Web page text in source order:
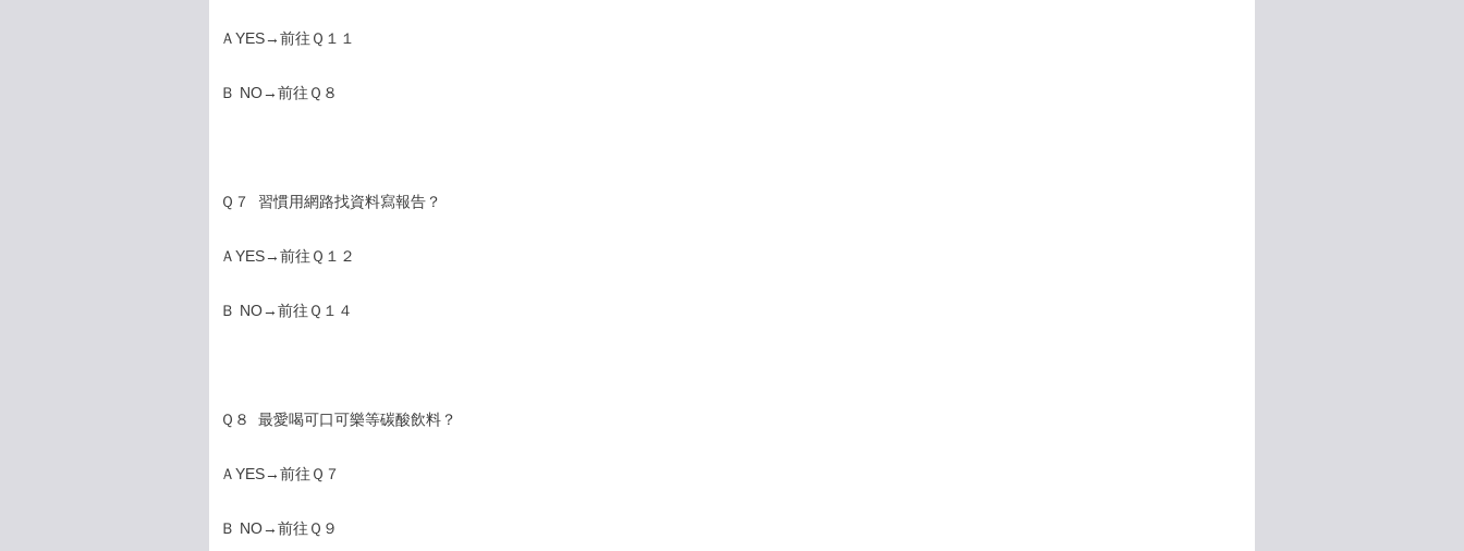
ＡYES→前往Ｑ１１
Ｂ NO→前往Ｑ８
Ｑ７ 習慣用網路找資料寫報告？
ＡYES→前往Ｑ１２
Ｂ NO→前往Ｑ１４
Ｑ８ 最愛喝可口可樂等碳酸飲料？
ＡYES→前往Ｑ７
Ｂ NO→前往Ｑ９